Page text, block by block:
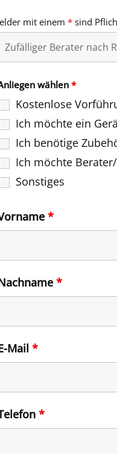
mit einem * sind
wählen *
Kostenlose
Ich möchte ein
Ich benötige
Ich möchte
Sonstiges
*
*
Mail *
*